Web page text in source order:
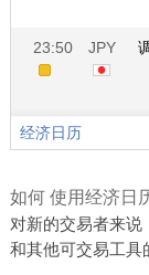
如何 使用经济日
对新的交易者来说
和其他可交易工具